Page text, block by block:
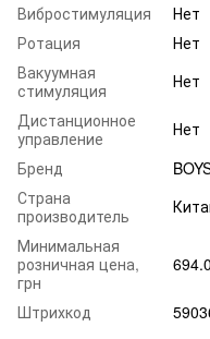
Вибростимуляция
Нет
Ротация
Нет
Вакуумная
стимуляция
Нет
Дистанционное
управление
Нет
Бренд
Страна
производитель
Минимальная
розничная цена,
грн
Штрихкод